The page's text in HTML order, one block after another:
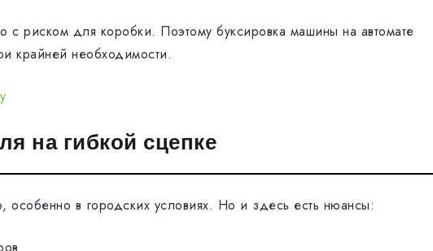
с риском для коробки. Поэтому буксировка машины на автомате
крайней необходимости.
на гибкой сцепке
особенно в городских условиях. Но и здесь есть нюансы: